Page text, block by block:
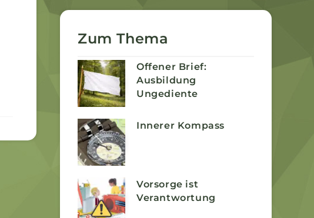
Zum Thema
Offener Brief:
Ausbildung
Ungediente
Innerer Kompass
Vorsorge ist
Verantwortung